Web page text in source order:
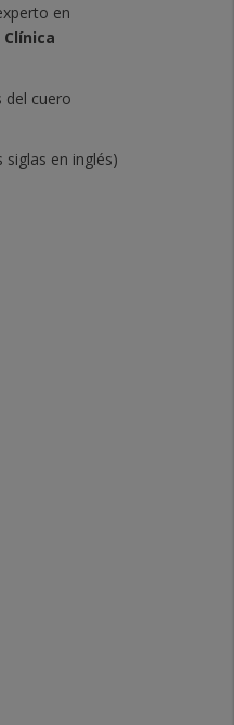
en
Clínica
del cuero
en inglés)